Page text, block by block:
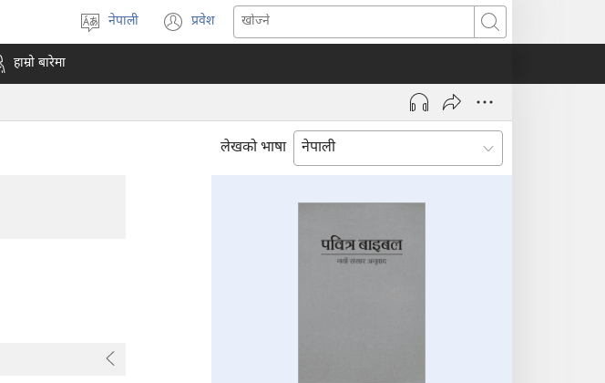
रोज्ने
नेपाली प्रवेश
अर्को
नयाँ
खुल्नेछ)
खोज्ने
हाम्रो बारेमा
लेखको भाषा